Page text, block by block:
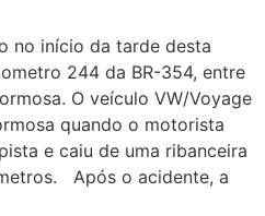
no início da tarde desta
244 da BR-354, entre
O veículo VW/Voyage
quando o motorista
e caiu de uma ribanceira
Após o acidente, a